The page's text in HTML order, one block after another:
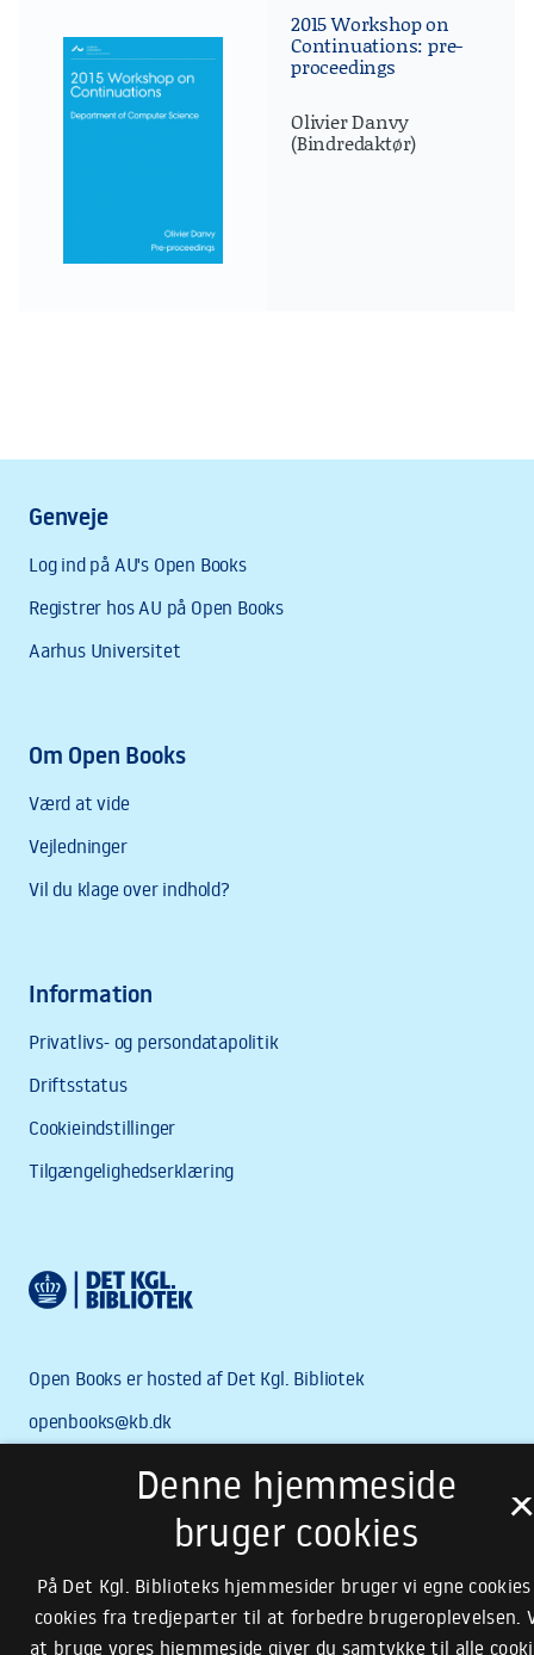
2015 Workshop on
Continuations: pre-
proceedings
Olivier Danvy
(Bindredaktør)
×
Denne hjemmeside
bruger cookies
På Det Kgl. Biblioteks hjemmesider bruger vi egne cookies
cookies fra tredjeparter til at forbedre brugeroplevelsen.
at bruge vores hjemmeside giver du samtykke til alle